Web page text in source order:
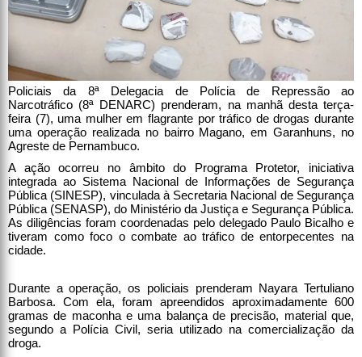
Policiais da 8ª Delegacia de Polícia de Repressão ao
Narcotráfico (8ª DENARC) prenderam, na manhã desta terça-
feira (7), uma mulher em flagrante por tráfico de drogas durante
uma operação realizada no bairro Magano, em Garanhuns, no
Agreste de Pernambuco.
A ação ocorreu no âmbito do Programa Protetor, iniciativa
integrada ao Sistema Nacional de Informações de Segurança
Pública (SINESP), vinculada à Secretaria Nacional de Segurança
Pública (SENASP), do Ministério da Justiça e Segurança Pública.
As diligências foram coordenadas pelo delegado Paulo Bicalho e
tiveram como foco o combate ao tráfico de entorpecentes na
cidade.
Durante a operação, os policiais prenderam Nayara Tertuliano
Barbosa. Com ela, foram apreendidos aproximadamente 600
gramas de maconha e uma balança de precisão, material que,
segundo a Polícia Civil, seria utilizado na comercialização da
droga.